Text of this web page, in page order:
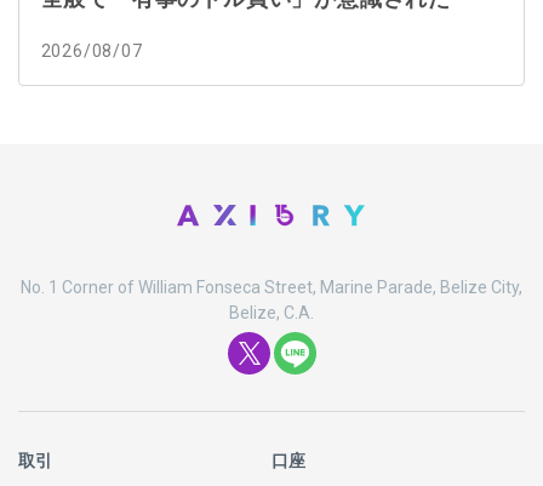
2026/08/07
No. 1 Corner of William Fonseca Street, Marine Parade, Belize City,
Belize, C.A.
取引
口座